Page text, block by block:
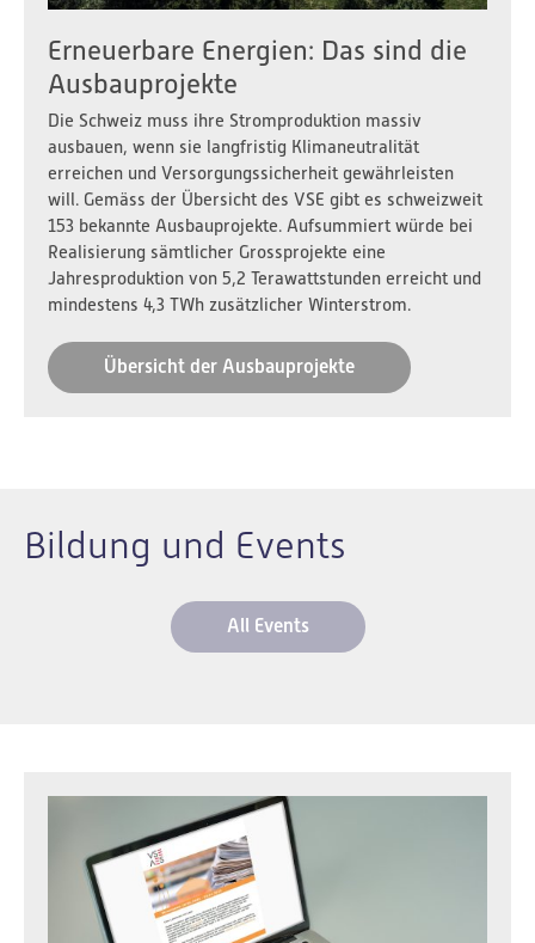
Erneuerbare Energien: Das sind die
Ausbauprojekte
Die Schweiz muss ihre Stromproduktion massiv
ausbauen, wenn sie langfristig Klimaneutralität
erreichen und Versorgungssicherheit gewährleisten
will. Gemäss der Übersicht des VSE gibt es schweizweit
153 bekannte Ausbauprojekte. Aufsummiert würde bei
Realisierung sämtlicher Grossprojekte eine
Jahresproduktion von 5,2 Terawattstunden erreicht und
mindestens 4,3 TWh zusätzlicher Winterstrom.
Übersicht der Ausbauprojekte
Bildung und Events
All Events